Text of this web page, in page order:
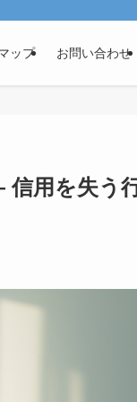
ップ お問い合わせ
信用を失う